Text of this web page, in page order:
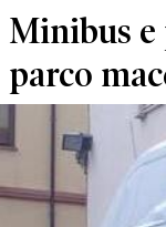
Minibus e
parco